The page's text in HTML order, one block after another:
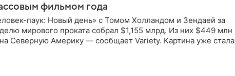
фильмом года
паук: Новый день» с Томом Холландом и Зендаей за
мирового проката собрал $1,155 млрд. Из них $449 млн
Северную Америку — сообщает Variety. Картина уже стала